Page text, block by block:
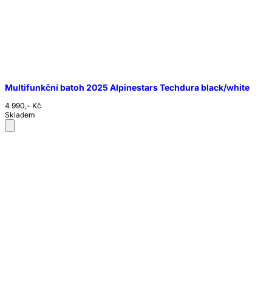
Multifunkční batoh 2025 Alpinestars Techdura black/white
4 990,- Kč
Skladem